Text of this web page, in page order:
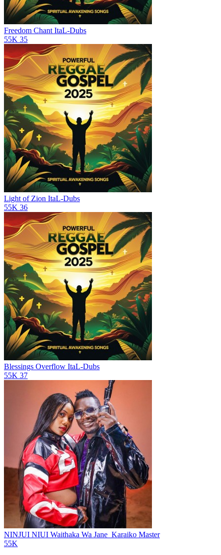
Freedom Chant ItaL-Dubs
55K 35
Light of Zion ItaL-Dubs
55K 36
Blessings Overflow ItaL-Dubs
55K 37
NINJUI NIUI Waithaka Wa Jane_Karaiko Master
55K